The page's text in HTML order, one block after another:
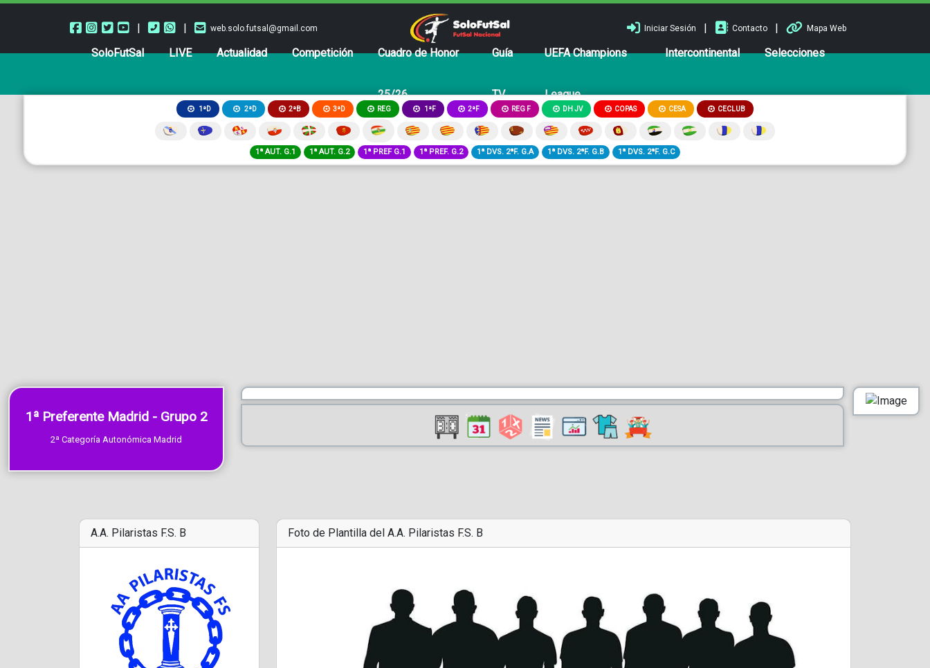
| | web.solo.futsal@gmail.com Iniciar Sesión | Contacto | Mapa Web
SoloFutSal LIVE Actualidad Competición Cuadro de Honor
25/26
Guía
TV
UEFA Champions
League
Intercontinental Selecciones
1ªD 2ªD 2ªB 3ªD REG 1ªF 2ªF REG F DH JV COPAS CESA CECLUB
1ª AUT. G.1 1ª AUT. G.2 1ª PREF G.1 1ª PREF. G.2 1ª DVS. 2ªF. G.A 1ª DVS. 2ªF. G.B 1ª DVS. 2ªF. G.C
1ª Preferente Madrid - Grupo 2
2ª Categoría Autonómica Madrid
A.A. Pilaristas F.S. B Foto de Plantilla del A.A. Pilaristas F.S. B